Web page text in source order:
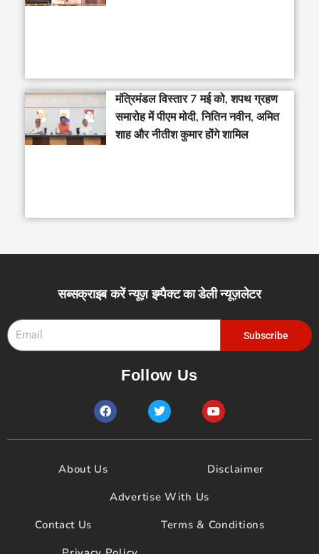
मंत्रिमंडल विस्तार 7 मई को, शपथ ग्रहण
समारोह में पीएम मोदी, नितिन नवीन, अमित
शाह और नीतीश कुमार होंगे शामिल
सब्सक्राइब करें न्यूज़ इम्पैक्ट का डेली न्यूज़लेटर
Subscribe
Follow Us
F
a
e
o
T
w
t
Y
o
t
b
e
About Us
Disclaimer
Advertise With Us
Contact Us
Terms & Conditions